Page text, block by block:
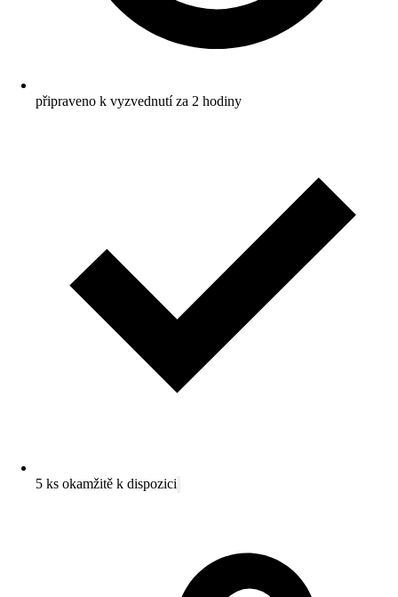
připraveno k vyzvednutí za 2 hodiny
5 ks okamžitě k dispozici